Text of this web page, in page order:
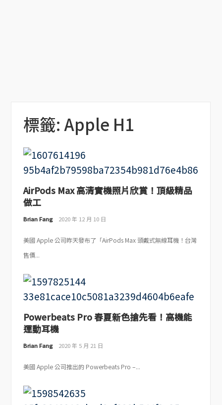
標籤: Apple H1
AirPods Max 高清實機照片欣賞！頂級精品
做工
Brian Fang 2020 年 12 月 10 日
美國 Apple 公司昨天發布了「AirPods Max 頭戴式無線耳機！台灣
售價...
Powerbeats Pro 春夏新色搶先看！高機能
運動耳機
Brian Fang 2020 年 5 月 21 日
美國 Apple 公司推出的 Powerbeats Pro –...